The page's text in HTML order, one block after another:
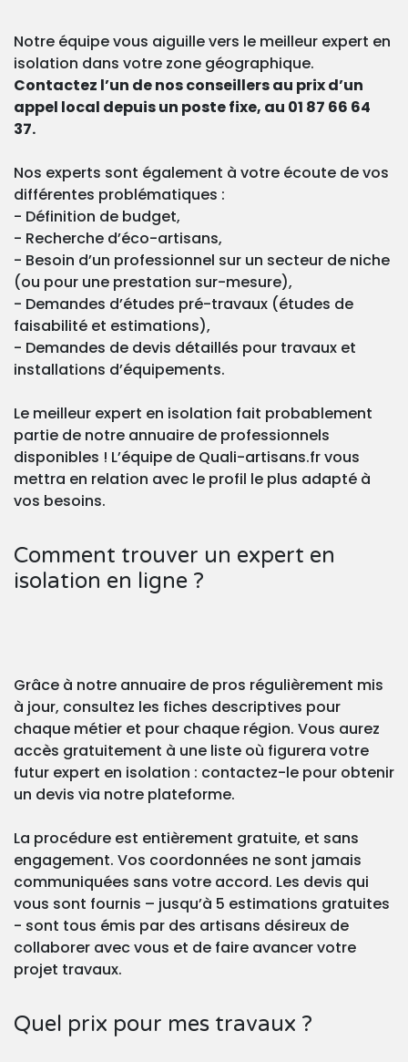
Notre équipe vous aiguille vers le meilleur expert en
isolation dans votre zone géographique.
Contactez l’un de nos conseillers au prix d’un
appel local depuis un poste fixe, au 01 87 66 64
37.
Nos experts sont également à votre écoute de vos
différentes problématiques :
- Définition de budget,
- Recherche d’éco-artisans,
- Besoin d’un professionnel sur un secteur de niche
(ou pour une prestation sur-mesure),
- Demandes d’études pré-travaux (études de
faisabilité et estimations),
- Demandes de devis détaillés pour travaux et
installations d’équipements.
Le meilleur expert en isolation fait probablement
partie de notre annuaire de professionnels
disponibles ! L’équipe de Quali-artisans.fr vous
mettra en relation avec le profil le plus adapté à
vos besoins.
Comment trouver un expert en
isolation en ligne ?
Grâce à notre annuaire de pros régulièrement mis
à jour, consultez les fiches descriptives pour
chaque métier et pour chaque région. Vous aurez
accès gratuitement à une liste où figurera votre
futur expert en isolation : contactez-le pour obtenir
un devis via notre plateforme.
La procédure est entièrement gratuite, et sans
engagement. Vos coordonnées ne sont jamais
communiquées sans votre accord. Les devis qui
vous sont fournis – jusqu’à 5 estimations gratuites
- sont tous émis par des artisans désireux de
collaborer avec vous et de faire avancer votre
projet travaux.
Quel prix pour mes travaux ?